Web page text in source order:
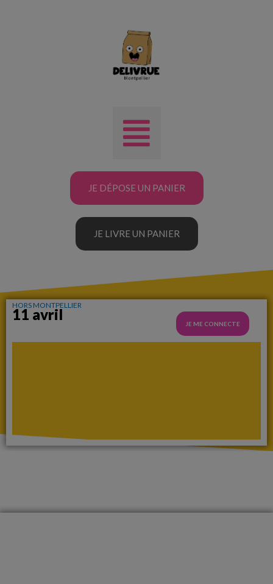
JE DÉPOSE UN PANIER
JE LIVRE UN PANIER
HORS MONTPELLIER
11 avril
JE ME CONNECTE